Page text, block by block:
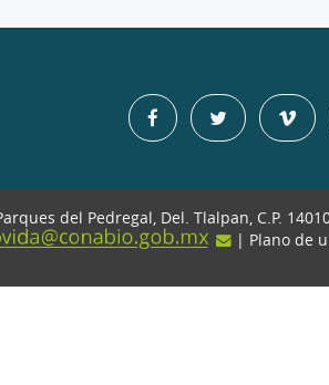
del Pedregal, Del. Tlalpan, C.P.
| Plano de